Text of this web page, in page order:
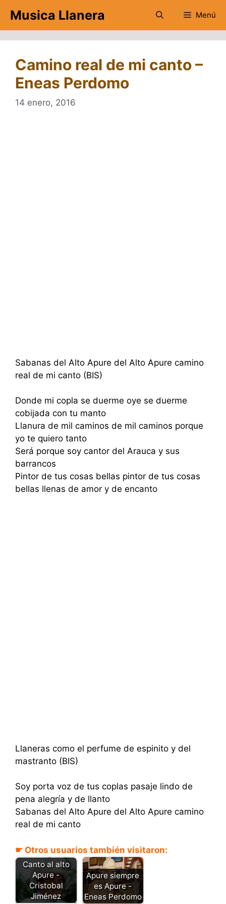
contenido
Musica Llanera Menú
Camino real de mi canto –
Eneas Perdomo
14 enero, 2016
Sabanas del Alto Apure del Alto Apure camino
real de mi canto (BIS)
Donde mi copla se duerme oye se duerme
cobijada con tu manto
Llanura de mil caminos de mil caminos porque
yo te quiero tanto
Será porque soy cantor del Arauca y sus
barrancos
Pintor de tus cosas bellas pintor de tus cosas
bellas llenas de amor y de encanto
Llaneras como el perfume de espinito y del
mastranto (BIS)
Soy porta voz de tus coplas pasaje lindo de
pena alegría y de llanto
Sabanas del Alto Apure del Alto Apure camino
real de mi canto
☛ Otros usuarios también visitaron:
Canto al alto
Apure -
Cristobal
Jiménez
Apure siempre
es Apure -
Eneas Perdomo